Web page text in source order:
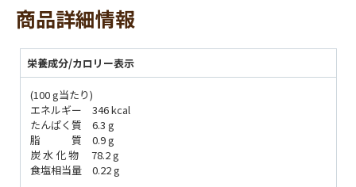
商品詳細情報
栄養成分/カロリー表示
(100 g当たり)
エネルギー 346 kcal
たんぱく質 6.3 g
脂 質 0.9 g
炭 水 化 物 78.2 g
食塩相当量 0.22 g